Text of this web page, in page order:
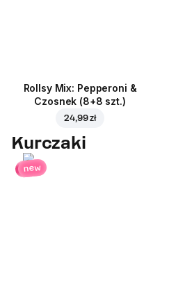
Rollsy Mix: Pepperoni &
Czosnek (8+8 szt.)
24,99 zł
Kurczaki
new